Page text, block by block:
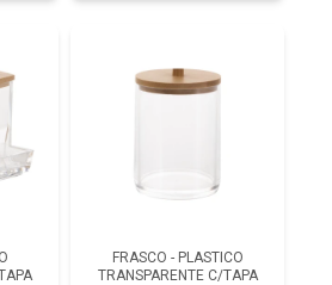
FRASCO - PLASTICO
TRANSPARENTE C/TAPA